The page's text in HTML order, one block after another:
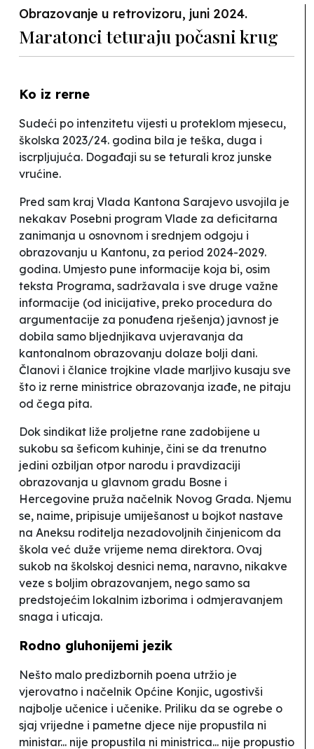
Obrazovanje u retrovizoru, juni 2024.
Maratonci teturaju počasni krug
Ko iz rerne
Sudeći po intenzitetu vijesti u proteklom mjesecu,
školska 2023/24. godina bila je teška, duga i
iscrpljujuća. Događaji su se teturali kroz junske
vrućine.
Pred sam kraj Vlada Kantona Sarajevo usvojila je
nekakav Posebni program Vlade za deficitarna
zanimanja u osnovnom i srednjem odgoju i
obrazovanju u Kantonu, za period 2024-2029.
godina. Umjesto pune informacije koja bi, osim
teksta Programa, sadržavala i sve druge važne
informacije (od inicijative, preko procedura do
argumentacije za ponuđena rješenja) javnost je
dobila samo bljednjikava uvjeravanja da
kantonalnom obrazovanju dolaze bolji dani.
Članovi i članice trojkine vlade marljivo kusaju sve
što iz rerne ministrice obrazovanja izađe, ne pitaju
od čega pita.
Dok sindikat liže proljetne rane zadobijene u
sukobu sa šeficom kuhinje, čini se da trenutno
jedini ozbiljan otpor narodu i pravdizaciji
obrazovanja u glavnom gradu Bosne i
Hercegovine pruža načelnik Novog Grada. Njemu
se, naime, pripisuje umiješanost u bojkot nastave
na Aneksu roditelja nezadovoljnih činjenicom da
škola već duže vrijeme nema direktora. Ovaj
sukob na školskoj desnici nema, naravno, nikakve
veze s boljim obrazovanjem, nego samo sa
predstojećim lokalnim izborima i odmjeravanjem
snaga i uticaja.
Rodno gluhonijemi jezik
Nešto malo predizbornih poena utržio je
vjerovatno i načelnik Općine Konjic, ugostivši
najbolje učenice i učenike. Priliku da se ogrebe o
sjaj vrijedne i pametne djece nije propustila ni
ministar... nije propustila ni ministrica... nije propustio